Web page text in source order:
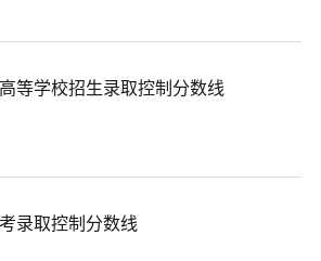
等学校招生录取控制分数线
录取控制分数线